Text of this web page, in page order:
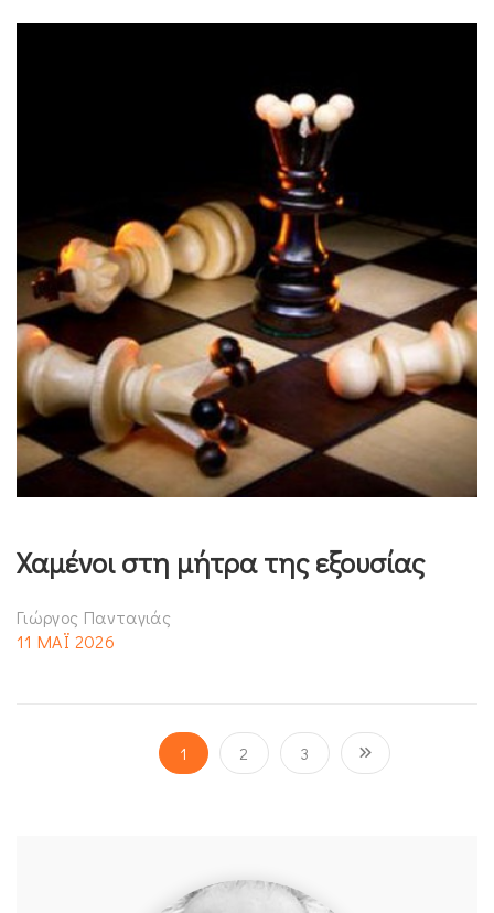
Χαμένοι στη μήτρα της εξουσίας
Γιώργος Πανταγιάς
11 ΜΑΪ 2026
1 2 3